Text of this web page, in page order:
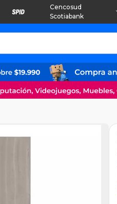
Cencosud
Scotiabank